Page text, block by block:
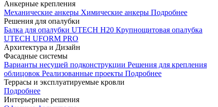
Анкерные крепления
Механические анкеры Химические анкеры Подробнее
Решения для опалубки
Балка для опалубки UTECH H20 Крупнощитовая опалубка
UTECH UFORM PRO
Архитектура и Дизайн
Фасадные системы
Варианты несущей подконструкции Решения для крепления
облицовок Реализованные проекты Подробнее
Террасы и эксплуатируемые кровли
Подробнее
Интерьерные решения